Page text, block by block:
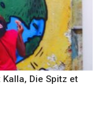
Die Spitz et